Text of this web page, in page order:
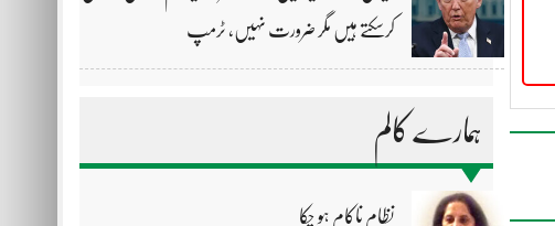
کرسکتے ہیں مگر ضرورت نہیں، ٹرمپ
ہمارے کالم
نظام ناکام ہو چکا